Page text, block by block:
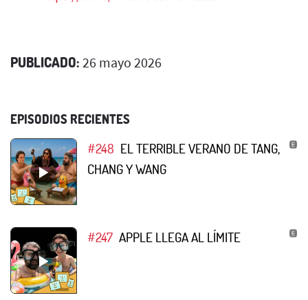
PUBLICADO: 26 mayo 2026
EPISODIOS RECIENTES
#248 EL TERRIBLE VERANO DE TANG,
CHANG Y WANG
#247 APPLE LLEGA AL LÍMITE